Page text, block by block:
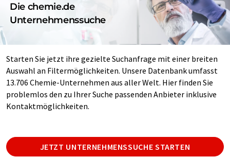
Die chemie.de
Unternehmenssuche
Starten Sie jetzt ihre gezielte Suchanfrage mit einer breiten
Auswahl an Filtermöglichkeiten. Unsere Datenbank umfasst
13.706 Chemie-Unternehmen aus aller Welt. Hier finden Sie
problemlos den zu Ihrer Suche passenden Anbieter inklusive
Kontaktmöglichkeiten.
JETZT UNTERNEHMENSSUCHE STARTEN